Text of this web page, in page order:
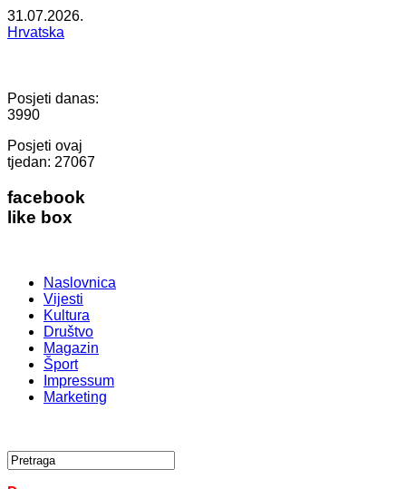
31.07.2026.
Hrvatska
Posjeti danas:
3990
Posjeti ovaj
tjedan: 27067
facebook
like box
Naslovnica
Vijesti
Kultura
Društvo
Magazin
Šport
Impressum
Marketing